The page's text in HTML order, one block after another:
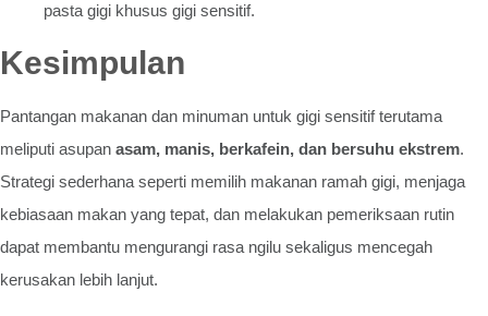
pasta gigi khusus gigi sensitif.
Kesimpulan
Pantangan makanan dan minuman untuk gigi sensitif terutama
meliputi asupan asam, manis, berkafein, dan bersuhu ekstrem.
Strategi sederhana seperti memilih makanan ramah gigi, menjaga
kebiasaan makan yang tepat, dan melakukan pemeriksaan rutin
dapat membantu mengurangi rasa ngilu sekaligus mencegah
kerusakan lebih lanjut.